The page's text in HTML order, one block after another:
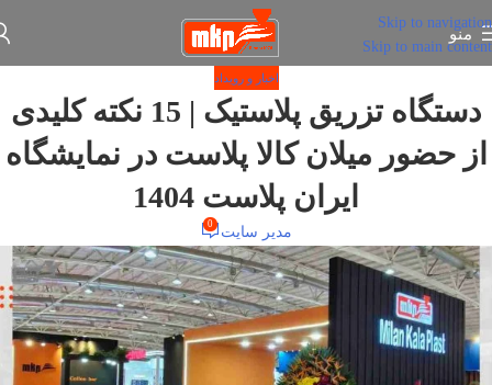
Skip to navigation
Skip to main content
منو
اخبار و رویداد
دستگاه تزریق پلاستیک | 15 نکته کلیدی
از حضور میلان کالا پلاست در نمایشگاه
ایران پلاست 1404
مدیر سایت 0